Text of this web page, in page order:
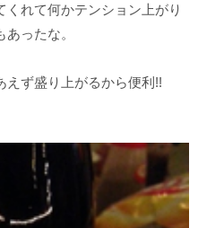
れて何かテンション上がり
ったな。
えず盛り上がるから便利!!